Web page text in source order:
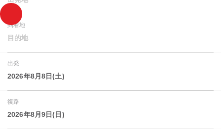
到着地
目的地
出発
2026年8月8日(土)
復路
2026年8月9日(日)